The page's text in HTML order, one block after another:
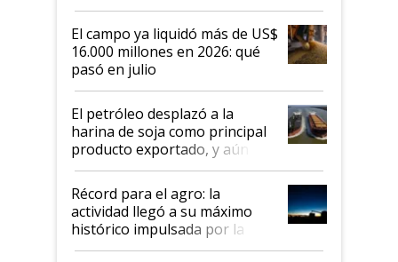
El campo ya liquidó más de US$
16.000 millones en 2026: qué
pasó en julio
El petróleo desplazó a la
harina de soja como principal
producto exportado, y aún así
el agro aportó casi seis de cada
diez dólares y sostuvo el
liderazgo en un semestre
récord
Récord para el agro: la
actividad llegó a su máximo
histórico impulsada por la
cosecha y las exportaciones